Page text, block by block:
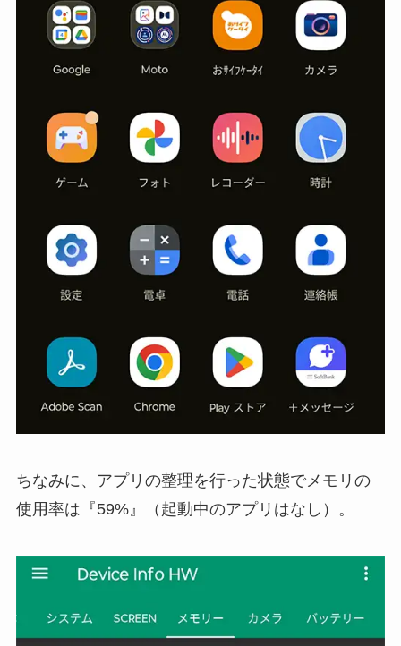
ちなみに、アプリの整理を行った状態でメモリの
使用率は『59%』（起動中のアプリはなし）。